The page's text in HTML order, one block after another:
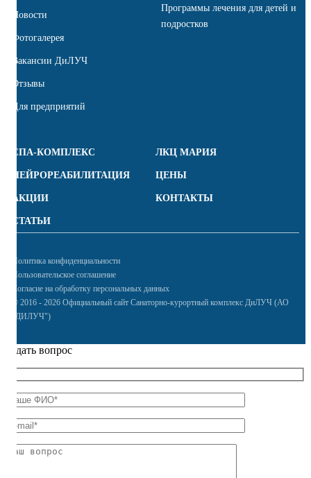
Новости
Фотогалерея
Вакансии ДиЛУЧ
Отзывы
Для предприятий
Программы лечения для детей и
подростков
СПА-КОМПЛЕКС ЛКЦ МАРИЯ
НЕЙРОРЕАБИЛИТАЦИЯ ЦЕНЫ
АКЦИИ КОНТАКТЫ
СТАТЬИ
Политика конфиденциальности
Пользовательское соглашение
Согласие на обработку персональных данных
© 2016 - 2026 Официальный сайт Санаторно-курортный комплекс ДиЛУЧ (АО
"ДИЛУЧ")
Задать вопрос